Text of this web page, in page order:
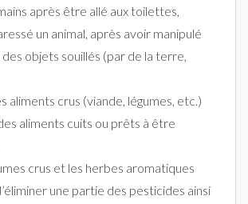
après être allé aux toilettes,
un animal, après avoir manipulé
objets souillés (par de la terre,
aliments crus (viande, légumes, etc.)
aliments cuits ou prêts à être
crus et les herbes aromatiques
une partie des pesticides ainsi